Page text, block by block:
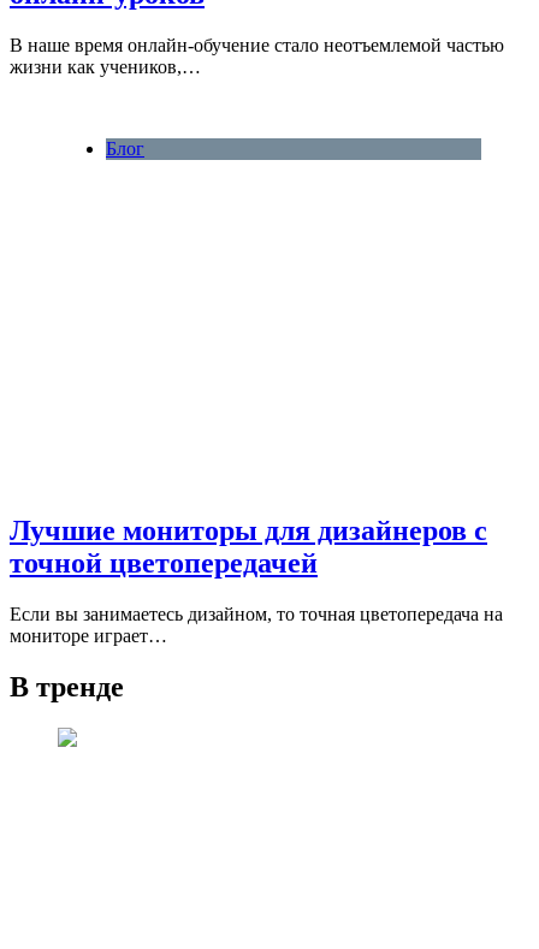
В наше время онлайн-обучение стало неотъемлемой частью
жизни как учеников,…
Блог
Лучшие мониторы для дизайнеров с
точной цветопередачей
Если вы занимаетесь дизайном, то точная цветопередача на
мониторе играет…
В тренде